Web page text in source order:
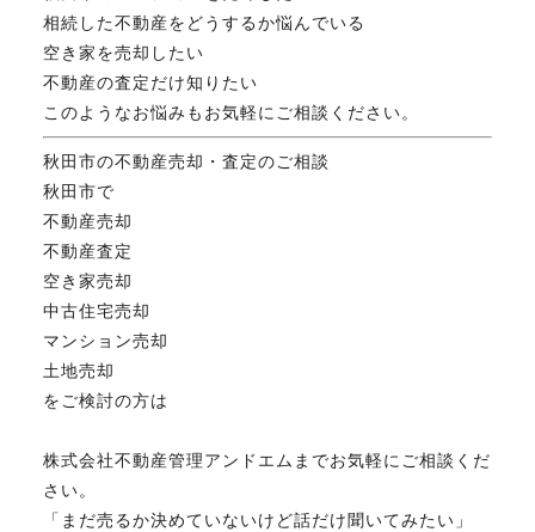
相続した不動産をどうするか悩んでいる
空き家を売却したい
不動産の査定だけ知りたい
このようなお悩みもお気軽にご相談ください。
秋田市の不動産売却・査定のご相談
秋田市で
不動産売却
不動産査定
空き家売却
中古住宅売却
マンション売却
土地売却
をご検討の方は
株式会社不動産管理アンドエムまでお気軽にご相談くだ
さい。
「まだ売るか決めていないけど話だけ聞いてみたい」